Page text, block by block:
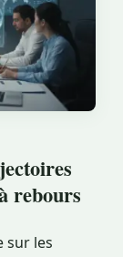
rebours
sur les